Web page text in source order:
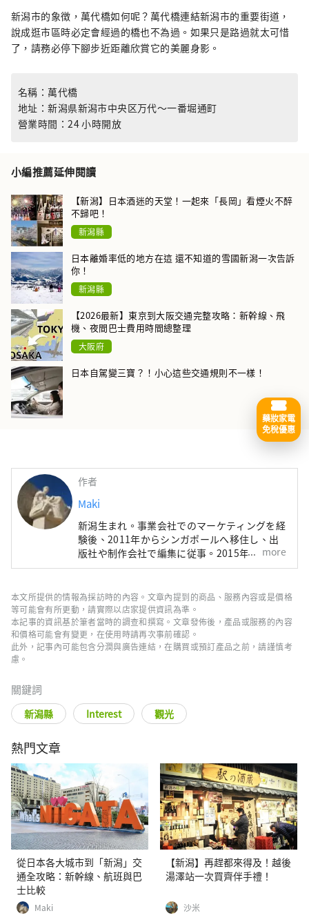
新潟市的象徴，萬代橋如何呢？萬代橋連結新潟市的重要街道，
說成逛市區時必定會經過的橋也不為過。如果只是路過就太可惜
了，請務必停下腳步近距離欣賞它的美麗身影。
名稱：萬代橋
地址：新潟県新潟市中央区万代〜一番堀通町
營業時間：24 小時開放
小編推薦延伸閱讀
【新潟】日本酒迷的天堂！一起來「長岡」看煙火不醉
不歸吧！
新潟縣
日本離婚率低的地方在這 還不知道的雪國新潟一次告訴
你！
新潟縣
【2026最新】東京到大阪交通完整攻略：新幹線、飛
機、夜間巴士費用時間總整理
大阪府
日本自駕變三寶？！小心這些交通規則不一樣！
作者
Maki
新潟生まれ。事業会社でのマーケティングを経
験後、2011年からシンガポールへ移住し、出
版社や制作会社で編集に従事。2015年に日本
へ帰国しMATCHAのライターに。国内外を旅行
ェアしていきたいです。
more
本文所提供的情報為採訪時的內容。文章內提到的商品、服務內容或是價格
等可能會有所更動，請實際以店家提供資訊為準。
本記事的資訊基於筆者當時的調查和撰寫。文章發佈後，產品或服務的內容
和價格可能會有變更，在使用時請再次事前確認。
此外，記事內可能包含分潤與廣告連結，在購買或預訂產品之前，請謹慎考
慮。
關鍵詞
新潟縣 Interest 觀光
熱門文章
從日本各大城市到「新潟」交
通全攻略：新幹線、航班與巴
士比較
Maki
【新潟】再趕都來得及！越後
湯澤站一次買齊伴手禮！
沙米
藥妝家電
免稅優惠